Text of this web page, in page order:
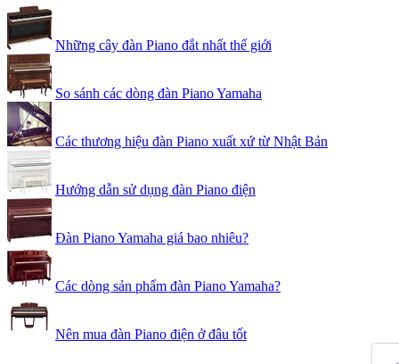
Những cây đàn Piano đắt nhất thế giới
So sánh các dòng đàn Piano Yamaha
Các thương hiệu đàn Piano xuất xứ từ Nhật Bản
Hướng dẫn sử dụng đàn Piano điện
Đàn Piano Yamaha giá bao nhiêu?
Các dòng sản phẩm đàn Piano Yamaha?
Nên mua đàn Piano điện ở đâu tốt